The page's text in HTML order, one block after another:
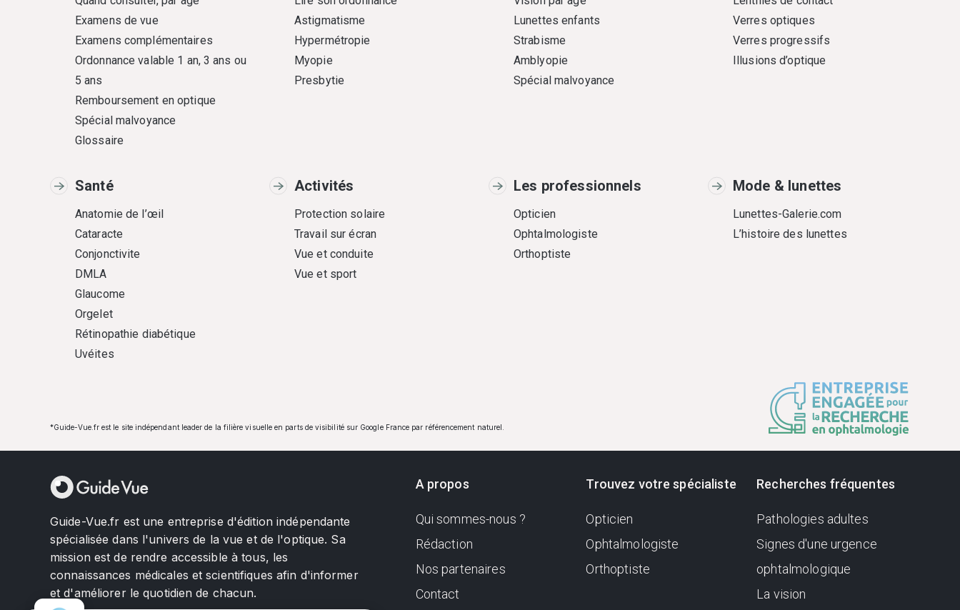
Examens de vue
Examens complémentaires
Ordonnance valable 1 an, 3 ans ou
5 ans
Remboursement en optique
Spécial malvoyance
Glossaire
Astigmatisme
Hypermétropie
Myopie
Presbytie
Lunettes enfants
Strabisme
Amblyopie
Spécial malvoyance
Verres optiques
Verres progressifs
Illusions d’optique
Santé
Anatomie de l’œil
Cataracte
Conjonctivite
DMLA
Glaucome
Orgelet
Rétinopathie diabétique
Uvéites
Activités
Protection solaire
Travail sur écran
Vue et conduite
Vue et sport
Les professionnels
Opticien
Ophtalmologiste
Orthoptiste
Mode & lunettes
Lunettes-Galerie.com
L’histoire des lunettes
*Guide-Vue.fr est le site indépendant leader de la filière visuelle en parts de visibilité sur Google France par référencement naturel.
Guide-Vue.fr est une entreprise d'édition indépendante
spécialisée dans l'univers de la vue et de l'optique. Sa
mission est de rendre accessible à tous, les
connaissances médicales et scientifiques afin d'informer
et d'améliorer le quotidien de chacun.
A propos
Qui sommes-nous ?
Rédaction
Nos partenaires
Contact
Trouvez votre spécialiste
Opticien
Ophtalmologiste
Orthoptiste
Recherches fréquentes
Pathologies adultes
Signes d'une urgence
ophtalmologique
La vision